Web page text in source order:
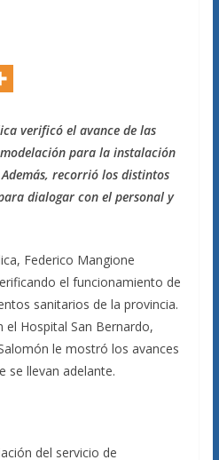
verificó el avance de las
para la instalación
recorrió los distintos
dialogar con el personal y
Federico Mangione
el funcionamiento de
sanitarios de la provincia.
el Hospital San Bernardo,
le mostró los avances
se llevan adelante.
del servicio de